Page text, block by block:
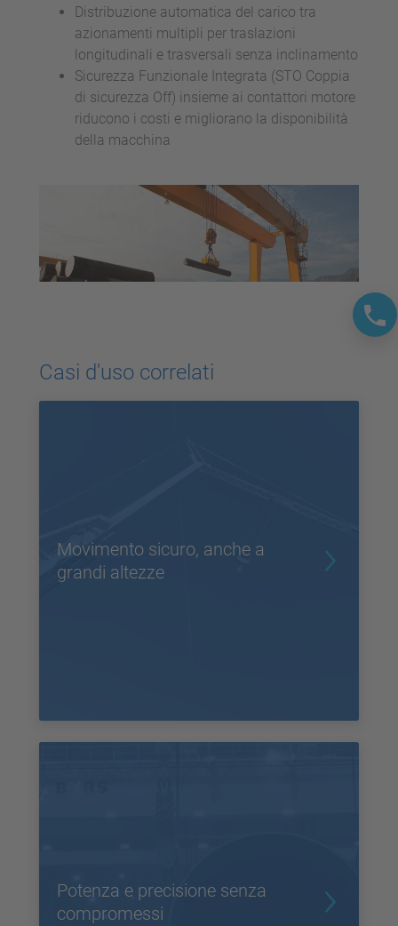
Distribuzione automatica del carico tra
azionamenti multipli per traslazioni
longitudinali e trasversali senza inclinamento
Sicurezza Funzionale Integrata (STO Coppia
di sicurezza Off) insieme ai contattori motore
riducono i costi e migliorano la disponibilità
della macchina
Casi d'uso correlati
Movimento sicuro, anche a
grandi altezze
Potenza e precisione senza
compromessi